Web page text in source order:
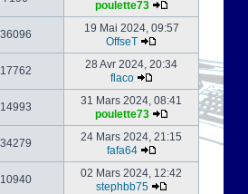
poulette73
36096
19 Mai 2024, 09:57
OffseT
17762
28 Avr 2024, 20:34
flaco
14993
31 Mars 2024, 08:41
poulette73
34279
24 Mars 2024, 21:15
fafa64
10940
02 Mars 2024, 12:42
stephbb75